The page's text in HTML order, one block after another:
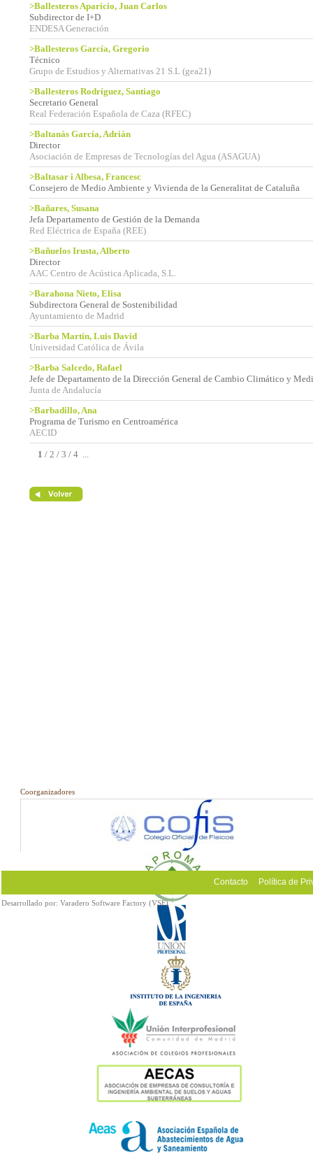
>Ballesteros Aparicio, Juan Carlos
Subdirector de I+D
ENDESA Generación
>Ballesteros García, Gregorio
Técnico
Grupo de Estudios y Alternativas 21 S.L (gea21)
>Ballesteros Rodríguez, Santiago
Secretario General
Real Federación Española de Caza (RFEC)
>Baltanás García, Adrián
Director
Asociación de Empresas de Tecnologías del Agua (ASAGUA)
>Baltasar i Albesa, Francesc
Consejero de Medio Ambiente y Vivienda de la Generalitat de Cataluña
>Bañares, Susana
Jefa Departamento de Gestión de la Demanda
Red Eléctrica de España (REE)
>Bañuelos Irusta, Alberto
Director
AAC Centro de Acústica Aplicada, S.L.
>Barahona Nieto, Elisa
Subdirectora General de Sostenibilidad
Ayuntamiento de Madrid
>Barba Martín, Luis David
Universidad Católica de Ávila
>Barba Salcedo, Rafael
Jefe de Departamento de la Dirección General de Cambio Climático y
Junta de Andalucía
>Barbadillo, Ana
Programa de Turismo en Centroamérica
AECID
1 / 2 / 3 / 4 ...
Coorganizadores
Contacto Política de
Desarrollado por: Varadero Software Factory (VSF)